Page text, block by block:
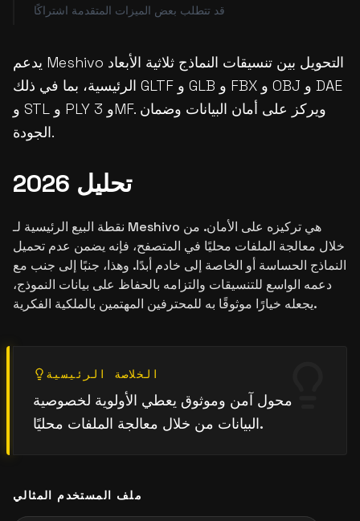
قد تتطلب بعض الميزات المتقدمة اشتراكًا
يدعم Meshivo التحويل بين تنسيقات النماذج ثلاثية الأبعاد
الرئيسية، بما في ذلك GLTF و GLB و FBX و OBJ و DAE
و STL و PLY و 3MF. ويركز على أمان البيانات وضمان
الجودة.
تحليل 2026
نقطة البيع الرئيسية لـ Meshivo هي تركيزه على الأمان. من
خلال معالجة الملفات محليًا في المتصفح، فإنه يضمن عدم تحميل
النماذج الحساسة أو الخاصة إلى خادم أبدًا. وهذا، جنبًا إلى جنب مع
دعمه الواسع للتنسيقات والتزامه بالحفاظ على بيانات النموذج،
يجعله خيارًا موثوقًا به للمحترفين المهتمين بالملكية الفكرية.
الخلاصة الرئيسية
محول آمن وموثوق يعطي الأولوية لخصوصية
البيانات من خلال معالجة الملفات محليًا.
ملف المستخدم المثالي